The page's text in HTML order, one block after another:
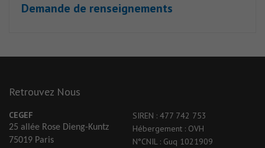
Demande de renseignements
Retrouvez Nous
CEGEF
25 allée Rose Dieng-Kuntz
75019 Paris
SIREN : 477 742 753
Hébergement : OVH
N°CNIL : Guq 1021909